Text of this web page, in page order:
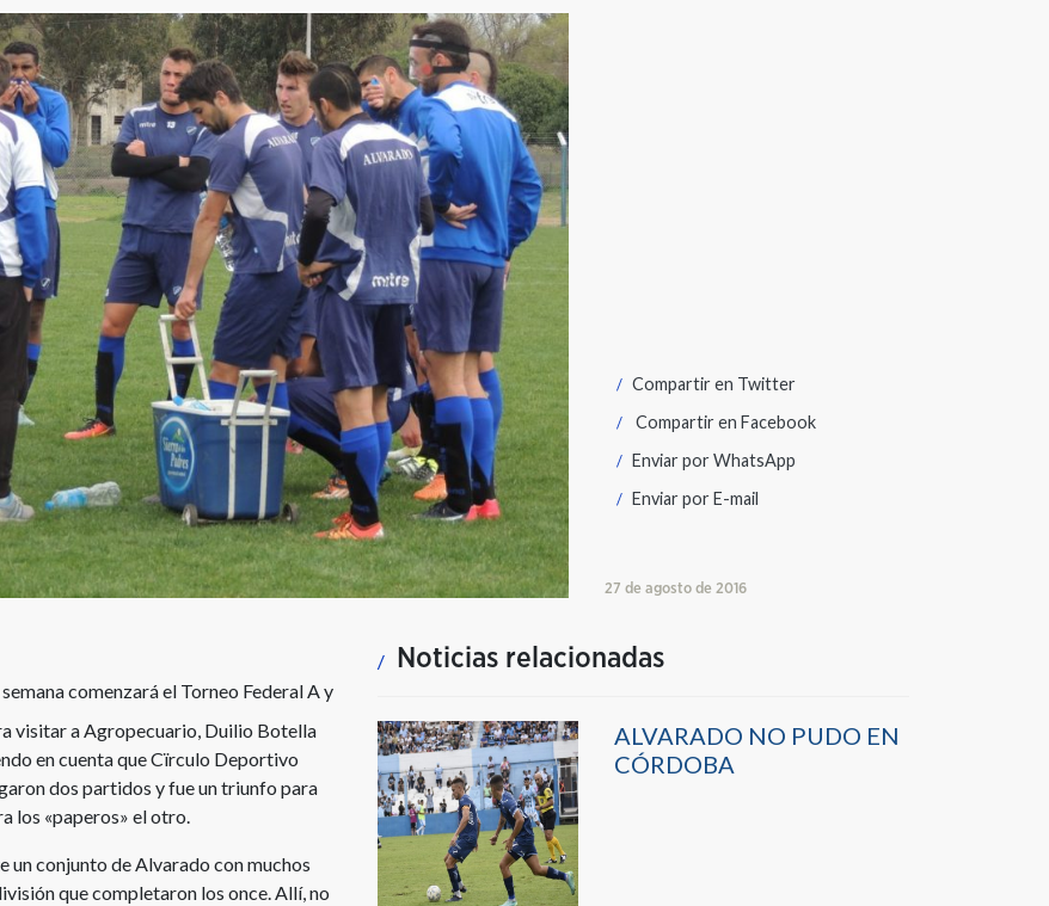
Compartir en Twitter
Compartir en Facebook
Enviar porWhatsApp
Enviar porE-mail
27 de agosto de 2016
comenzará el Torneo Federal A y
visitar a Agropecuario, Duilio Botella
en cuenta que Cïrculo Deportivo
dos partidos y fue un triunfo para
los «paperos» el otro.
un conjunto de Alvarado con muchos
que completaron los once. Allí, no
Noticias relacionadas
ALVARADO NO PUDO EN
CÓRDOBA